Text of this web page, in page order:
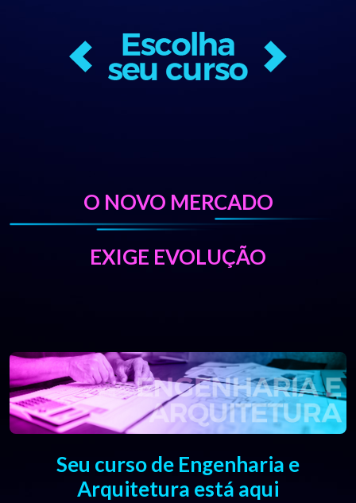
O NOVO MERCADO
EXIGE EVOLUÇÃO
Seu curso de Engenharia e
Arquitetura está aqui